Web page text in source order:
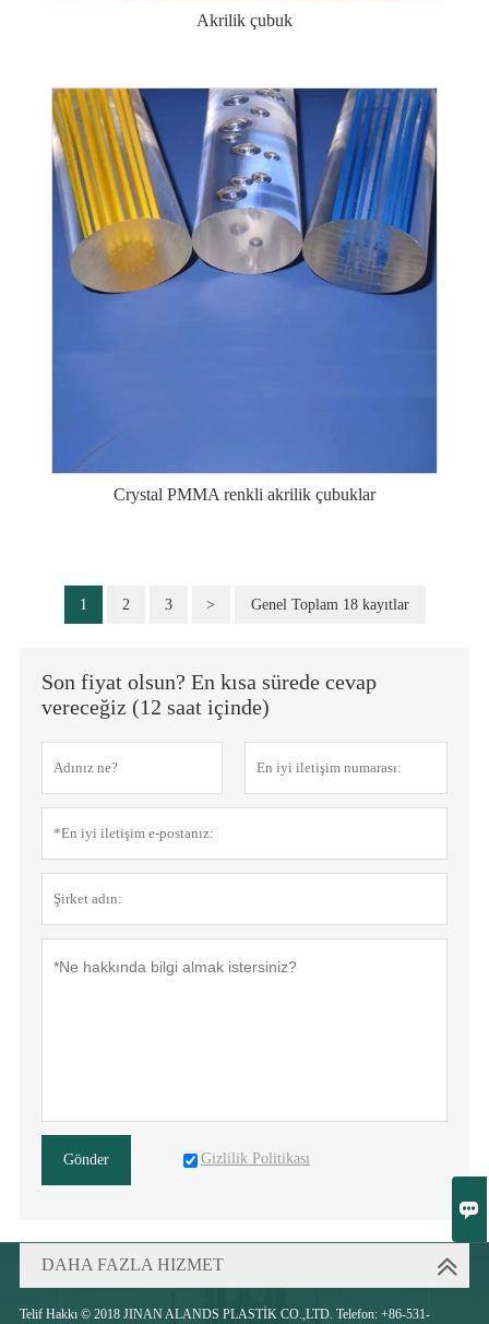

Akrilik çubuk
Crystal PMMA renkli akrilik çubuklar
1 2 3 > Genel Toplam 18 kayıtlar
Son fiyat olsun? En kısa sürede cevap
vereceğiz (12 saat içinde)
Gönder Gizlilik Politikası
DAHA FAZLA HIZMET
Telif Hakkı © 2018 JINAN ALANDS PLASTİK CO.,LTD. Telefon: +86-531-